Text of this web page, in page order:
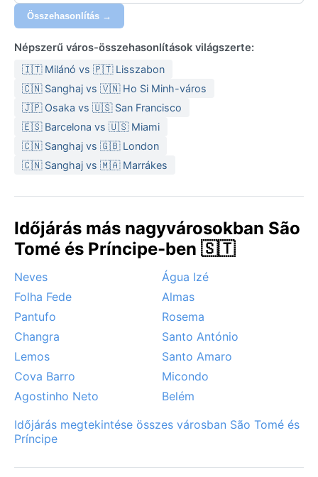
és vízálló lábbeli kerüljön. Naptej és rovarriasztó is
elengedhetetlen.
A legkedvezőbb időszak az utazásra a szárazabb
június és szeptember közötti hónapok, amikor
kevesebb az eső és a nap is gyakrabban süt. Bár a
város elkerüli a hurrikánövezetet, időnként erős
széllökések és zivatarok előfordulhatnak. A köd ritkán,
főleg a magasabb területeken jellemző. Az év nagy
részében a trópusi meleg és a felhőszakadások
váltakozása adja meg São Tomé éghajlatának jellegét.
Összehasonlítás →
Népszerű város-összehasonlítások világszerte:
🇮🇹 Milánó vs 🇵🇹 Lisszabon
🇨🇳 Sanghaj vs 🇻🇳 Ho Si Minh-város
🇯🇵 Osaka vs 🇺🇸 San Francisco
🇪🇸 Barcelona vs 🇺🇸 Miami
🇨🇳 Sanghaj vs 🇬🇧 London
🇨🇳 Sanghaj vs 🇲🇦 Marrákes
Időjárás más nagyvárosokban São
Tomé és Príncipe-ben 🇸🇹
Neves
Água Izé
Folha Fede
Almas
Pantufo
Rosema
Changra
Santo António
Lemos
Santo Amaro
Cova Barro
Micondo
Agostinho Neto
Belém
Időjárás megtekintése összes városban São Tomé és
Príncipe